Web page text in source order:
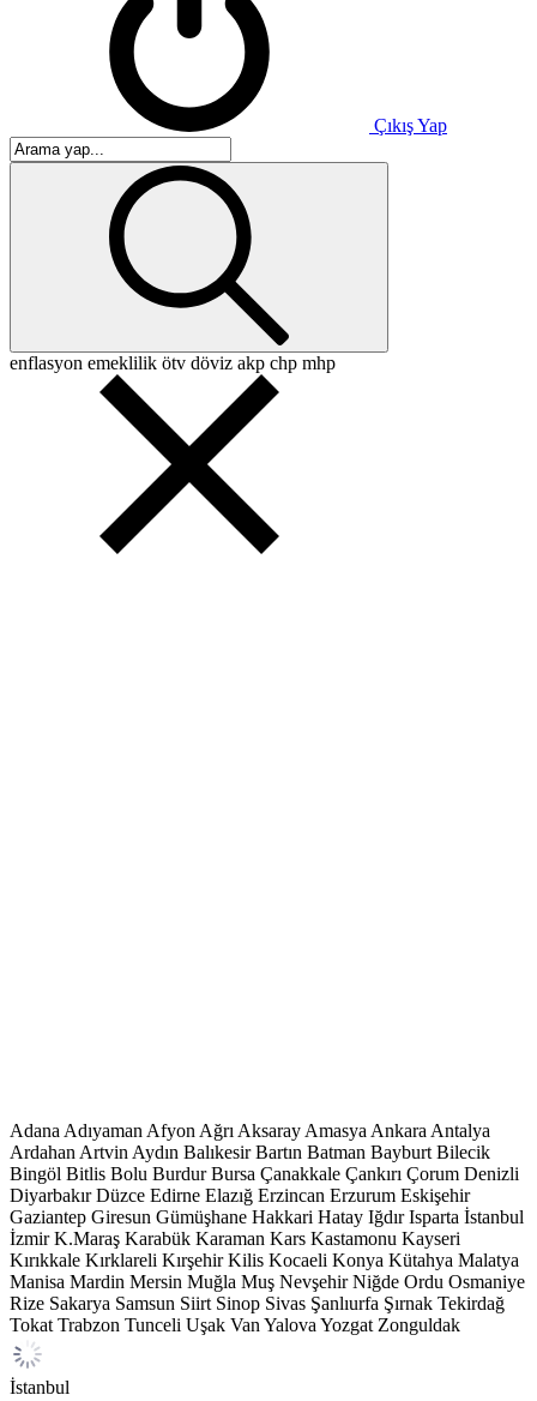
Çıkış Yap
enflasyon emeklilik ötv döviz akp chp mhp
Adana Adıyaman Afyon Ağrı Aksaray Amasya Ankara Antalya
Ardahan Artvin Aydın Balıkesir Bartın Batman Bayburt Bilecik
Bingöl Bitlis Bolu Burdur Bursa Çanakkale Çankırı Çorum Denizli
Diyarbakır Düzce Edirne Elazığ Erzincan Erzurum Eskişehir
Gaziantep Giresun Gümüşhane Hakkari Hatay Iğdır Isparta İstanbul
İzmir K.Maraş Karabük Karaman Kars Kastamonu Kayseri
Kırıkkale Kırklareli Kırşehir Kilis Kocaeli Konya Kütahya Malatya
Manisa Mardin Mersin Muğla Muş Nevşehir Niğde Ordu Osmaniye
Rize Sakarya Samsun Siirt Sinop Sivas Şanlıurfa Şırnak Tekirdağ
Tokat Trabzon Tunceli Uşak Van Yalova Yozgat Zonguldak
İstanbul